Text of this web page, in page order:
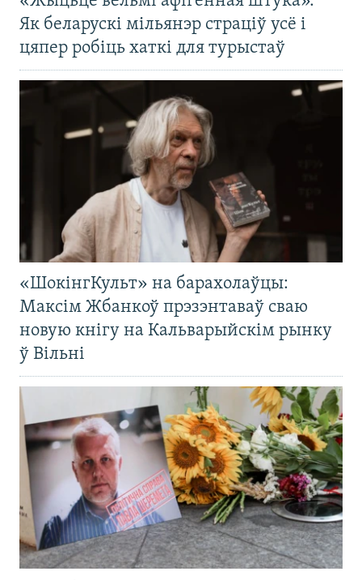
Як беларускі мільянэр страціў усё і
цяпер робіць хаткі для турыстаў
«ШокінгКульт» на барахолаўцы:
Максім Жбанкоў прэзэнтаваў сваю
новую кнігу на Кальварыйскім рынку
ў Вільні